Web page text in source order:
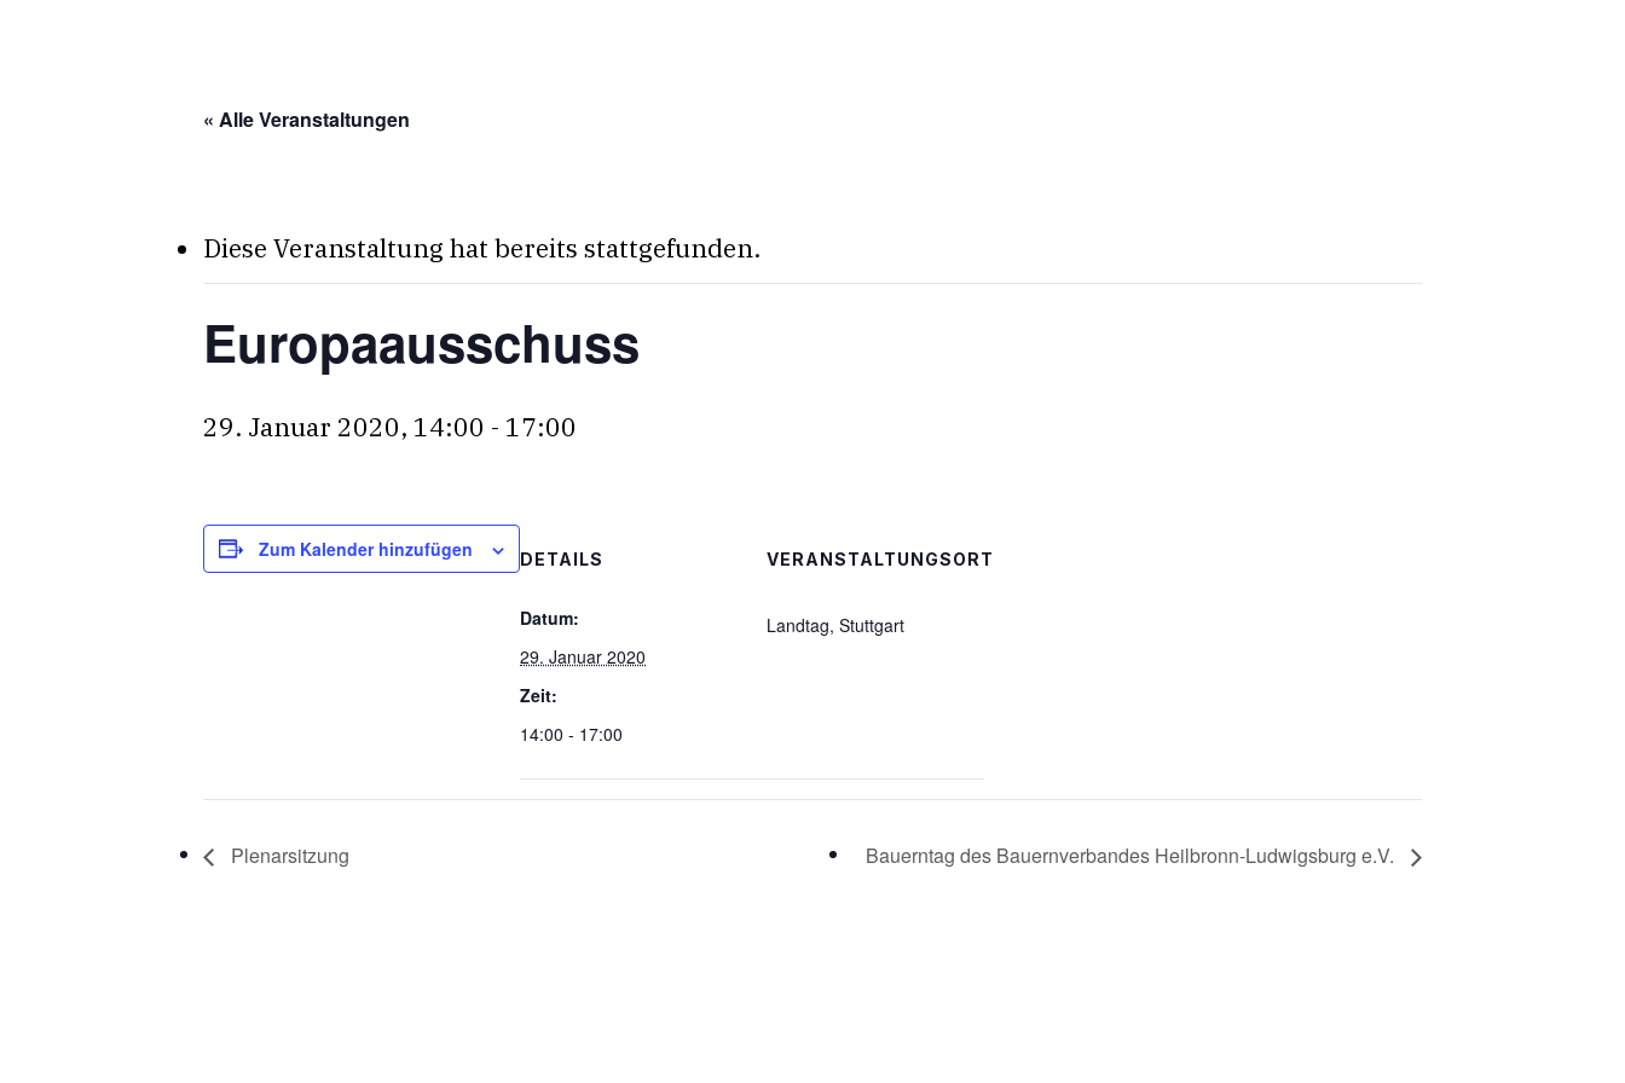
« Alle Veranstaltungen
Diese Veranstaltung hat bereits stattgefunden.
Europaausschuss
29. Januar 2020, 14:00 - 17:00
Zum Kalender hinzufügen DETAILS
Datum:
29. Januar 2020
Zeit:
14:00 - 17:00
VERANSTALTUNGSORT
Landtag, Stuttgart
Plenarsitzung Bauerntag des Bauernverbandes Heilbronn-Ludwigsburg e.V.